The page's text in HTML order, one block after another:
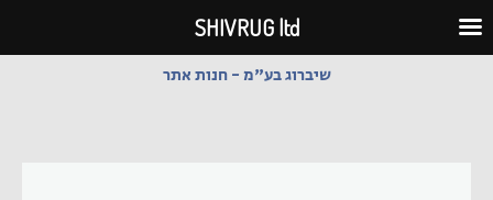
לתוכן
שיברוג בע"מ - חנות אתר
SHIVRUG ltd